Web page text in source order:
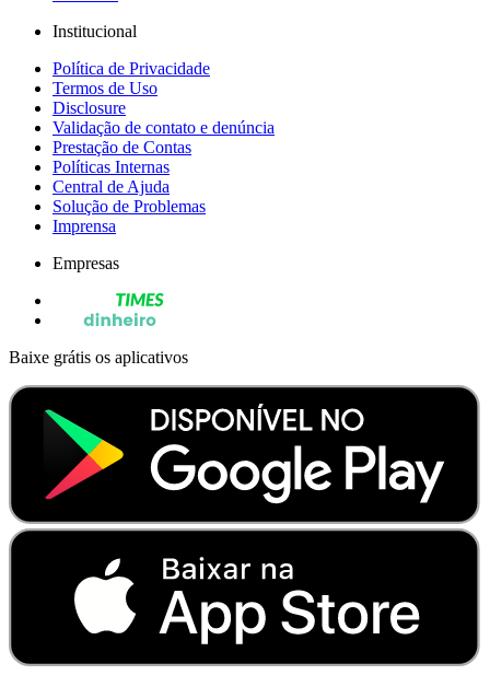
Institucional
Política de Privacidade
Termos de Uso
Disclosure
Validação de contato e denúncia
Prestação de Contas
Políticas Internas
Central de Ajuda
Solução de Problemas
Imprensa
Empresas
Baixe grátis os aplicativos